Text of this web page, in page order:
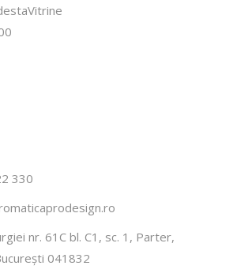
Vitrine
330
nr. 61C bl. C1, sc. 1, Parter,
041832